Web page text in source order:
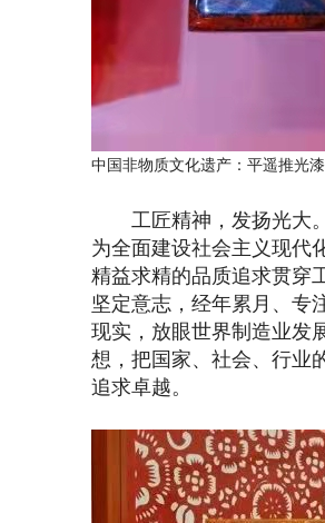
中国非物质文化遗产： 平遥推光漆
工匠精神，发扬光大。
为全面建设社会主义现代
精益求精的品质追求贯穿
坚定意志，经年累月、专
现实，放眼世界制造业发
想，把国家、社会、行业
追求卓越。